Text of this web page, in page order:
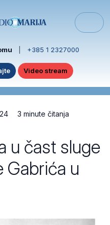
+385 1 2327000
Video stream
3 minute čitanja
u čast sluge
Gabrića u